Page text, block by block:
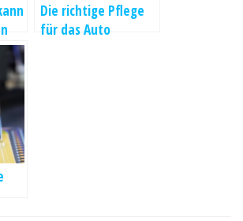
Die richtige Pflege
für das Auto